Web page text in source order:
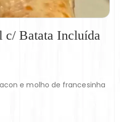
c/ Batata Incluída
e molho de francesinha